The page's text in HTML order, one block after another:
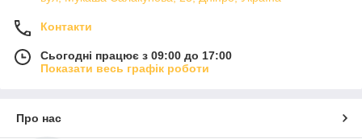
Контакти
Сьогодні працює з 09:00 до 17:00
Показати весь графік роботи
Про нас